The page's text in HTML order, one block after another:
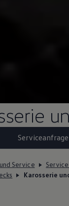
Serviceanfrage
Service
Karosserie